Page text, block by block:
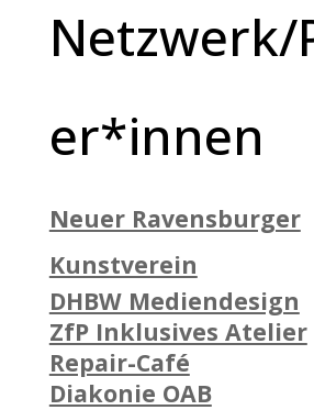
Netzwerk/
er*innen
Neuer Ravensburger
Kunstverein
DHBW Mediendesign
ZfP Inklusives Atelier
Repair-Café
Diakonie OAB